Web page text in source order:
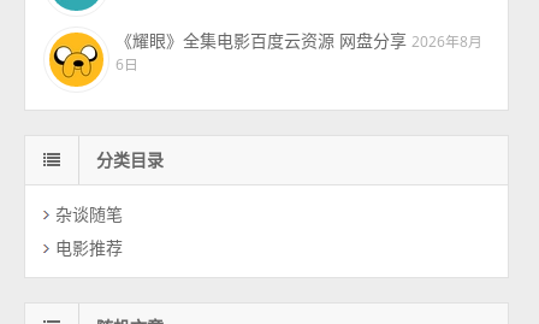
《耀眼》全集电影百度云资源 网盘分享 2026年8月
6日
分类目录
杂谈随笔
电影推荐